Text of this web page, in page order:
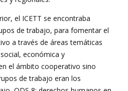
el ICETT se encontraba
de trabajo, para fomentar el
a través de áreas temáticas
económica y
el ámbito cooperativo sino
de trabajo eran los